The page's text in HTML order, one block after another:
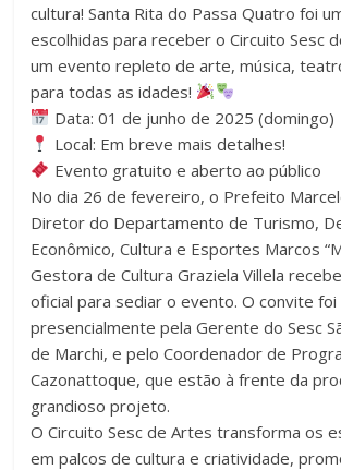
cultura! Santa Rita do Passa Quatro foi
escolhidas para receber o Circuito Sesc
um evento repleto de arte, música,
para todas as idades!
Data: 01 de junho de 2025 (domingo)
Local: Em breve mais detalhes!
Evento gratuito e aberto ao público
No dia 26 de fevereiro, o Prefeito
Diretor do Departamento de Turismo,
Econômico, Cultura e Esportes Marcos
Gestora de Cultura Graziela Villela
oficial para sediar o evento. O convite
presencialmente pela Gerente do Sesc
de Marchi, e pelo Coordenador de
Cazonattoque, que estão à frente da
grandioso projeto.
O Circuito Sesc de Artes transforma os
em palcos de cultura e criatividade,